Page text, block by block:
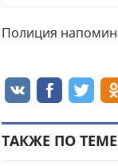
Полиция
ТАКЖЕ ПО ТЕМЕ